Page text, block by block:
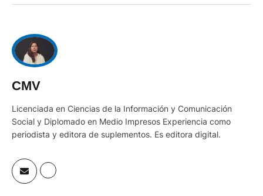
CMV
Licenciada en Ciencias de la Información y Comunicación
Social y Diplomado en Medio Impresos Experiencia como
periodista y editora de suplementos. Es editora digital.